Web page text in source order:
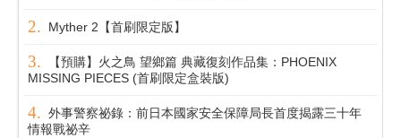
Myther 2【首刷限定版】
【預購】火之鳥 望鄉篇 典藏復刻作品集：PHOENIX
MISSING PIECES (首刷限定盒裝版)
外事警察祕錄：前日本國家安全保障局長首度揭露三十年
情報戰祕辛